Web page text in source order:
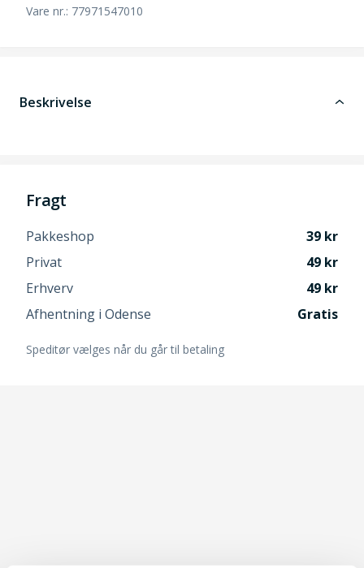
Vare nr.: 77971547010
Beskrivelse
Fragt
Pakkeshop
39
Privat
49
Erhverv
49
Afhentning i Odense
Gratis
Speditør vælges når du går til betaling